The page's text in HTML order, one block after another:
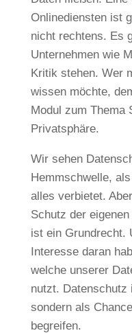
Onlinediensten ist
nicht rechtens. Es
Unternehmen wie
Kritik stehen. Wer
wissen möchte,
Modul zum Thema
Privatsphäre.
Wir sehen
Hemmschwelle,
alles verbietet.
Schutz der
ist ein Grundrecht.
Interesse daran
welche unserer
nutzt.
sondern als
begreifen.